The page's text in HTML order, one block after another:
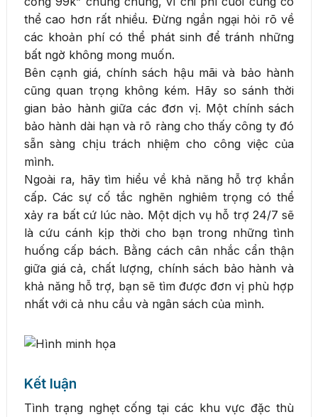
thể cao hơn rất nhiều. Đừng ngần ngại hỏi rõ về
các khoản phí có thể phát sinh để tránh những
bất ngờ không mong muốn.
Bên cạnh giá, chính sách hậu mãi và bảo hành
cũng quan trọng không kém. Hãy so sánh thời
gian bảo hành giữa các đơn vị. Một chính sách
bảo hành dài hạn và rõ ràng cho thấy công ty đó
sẵn sàng chịu trách nhiệm cho công việc của
mình.
Ngoài ra, hãy tìm hiểu về khả năng hỗ trợ khẩn
cấp. Các sự cố tắc nghẽn nghiêm trọng có thể
xảy ra bất cứ lúc nào. Một dịch vụ hỗ trợ 24/7 sẽ
là cứu cánh kịp thời cho bạn trong những tình
huống cấp bách. Bằng cách cân nhắc cẩn thận
giữa giá cả, chất lượng, chính sách bảo hành và
khả năng hỗ trợ, bạn sẽ tìm được đơn vị phù hợp
nhất với cả nhu cầu và ngân sách của mình.
Kết luận
Tình trạng nghẹt cống tại các khu vực đặc thù